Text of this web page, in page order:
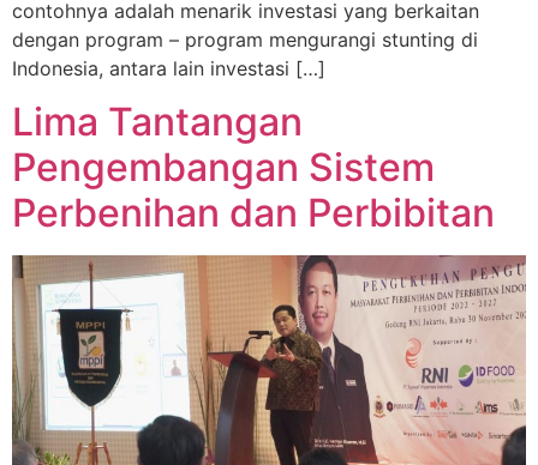
contohnya adalah menarik investasi yang berkaitan
dengan program – program mengurangi stunting di
Indonesia, antara lain investasi […]
Lima Tantangan
Pengembangan Sistem
Perbenihan dan Perbibitan